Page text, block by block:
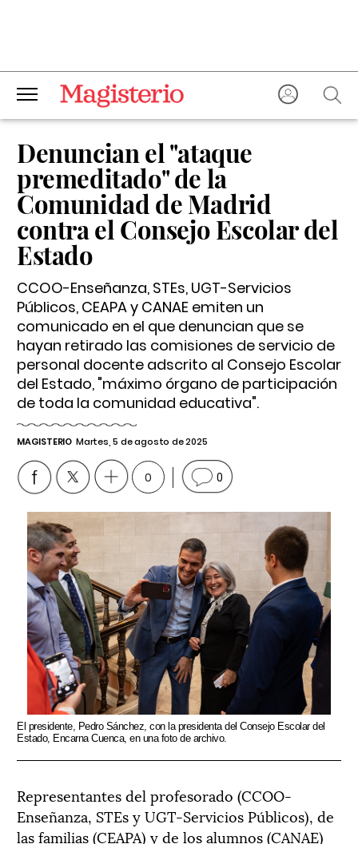
Denuncian el "ataque
premeditado" de la
Comunidad de Madrid
contra el Consejo Escolar del
Estado
CCOO-Enseñanza, STEs, UGT-Servicios
Públicos, CEAPA y CANAE emiten un
comunicado en el que denuncian que se
hayan retirado las comisiones de servicio de
personal docente adscrito al Consejo Escolar
del Estado, "máximo órgano de participación
de toda la comunidad educativa".
MAGISTERIO Martes, 5 de agosto de 2025
0 0
El presidente, Pedro Sánchez, con la presidenta del Consejo Escolar del
Estado, Encarna Cuenca, en una foto de archivo.
Representantes del profesorado (CCOO-
Enseñanza, STEs y UGT-Servicios Públicos), de
las familias (CEAPA) y de los alumnos (CANAE)